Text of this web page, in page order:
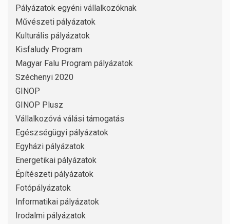
Pályázatok egyéni vállalkozóknak
Művészeti pályázatok
Kulturális pályázatok
Kisfaludy Program
Magyar Falu Program pályázatok
Széchenyi 2020
GINOP
GINOP Plusz
Vállalkozóvá válási támogatás
Egészségügyi pályázatok
Egyházi pályázatok
Energetikai pályázatok
Építészeti pályázatok
Fotópályázatok
Informatikai pályázatok
Irodalmi pályázatok